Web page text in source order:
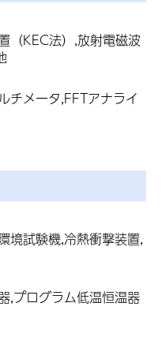
（KEC法）,放射電磁波
チメータ,FFTアナライ
境試験機,冷熱衝撃装置,
,プログラム低温恒温器